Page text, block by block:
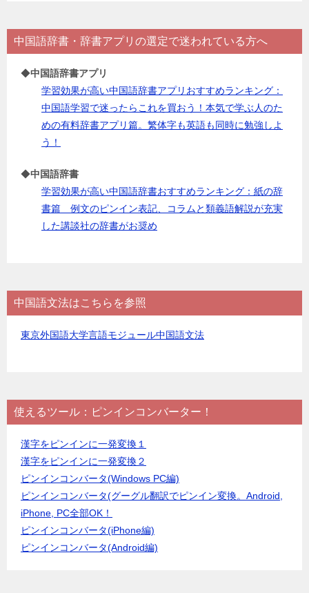
中国語辞書・辞書アプリの選定で迷われている方へ
◆中国語辞書アプリ
学習効果が高い中国語辞書アプリおすすめランキング：
中国語学習で迷ったらこれを買おう！本気で学ぶ人のた
めの有料辞書アプリ篇。繁体字も英語も同時に勉強しよ
う！
◆中国語辞書
学習効果が高い中国語辞書おすすめランキング：紙の辞
書篇 例文のピンイン表記、コラムと類義語解説が充実
した講談社の辞書がお奨め
中国語文法はこちらを参照
東京外国語大学言語モジュール中国語文法
使えるツール：ピンインコンバーター！
漢字をピンインに一発変換１
漢字をピンインに一発変換２
ピンインコンバータ(Windows PC編)
ピンインコンバータ(グーグル翻訳でピンイン変換。Android,
iPhone, PC全部OK！
ピンインコンバータ(iPhone編)
ピンインコンバータ(Android編)